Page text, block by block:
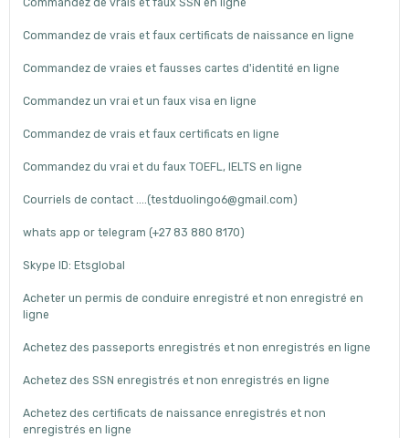
Commandez de vrais et faux SSN en ligne
Commandez de vrais et faux certificats de naissance en ligne
Commandez de vraies et fausses cartes d'identité en ligne
Commandez un vrai et un faux visa en ligne
Commandez de vrais et faux certificats en ligne
Commandez du vrai et du faux TOEFL, IELTS en ligne
Courriels de contact ....(testduolingo6@gmail.com)
whats app or telegram (+27 83 880 8170)
Skype ID: Etsglobal
Acheter un permis de conduire enregistré et non enregistré en
ligne
Achetez des passeports enregistrés et non enregistrés en ligne
Achetez des SSN enregistrés et non enregistrés en ligne
Achetez des certificats de naissance enregistrés et non
enregistrés en ligne